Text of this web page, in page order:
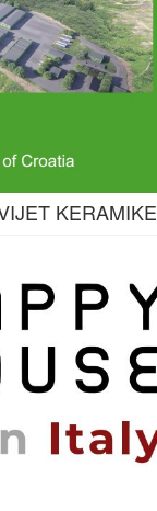
KERAMIKE